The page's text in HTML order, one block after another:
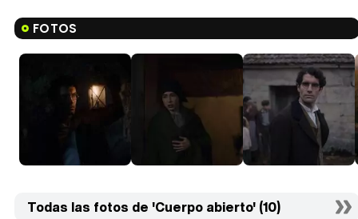
FOTOS
Todas las fotos de 'Cuerpo abierto' (10)